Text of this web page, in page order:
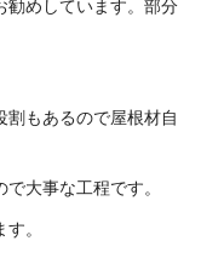
勧めしています。部分
もあるので屋根材自
大事な工程です。
。